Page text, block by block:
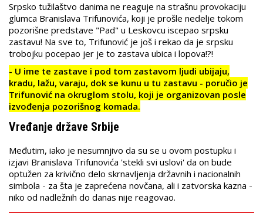
Srpsko tužilaštvo danima ne reaguje na strašnu provokaciju
glumca Branislava Trifunovića, koji je prošle nedelje tokom
pozorišne predstave "Pad" u Leskovcu iscepao srpsku
zastavu! Na sve to, Trifunović je još i rekao da je srpsku
trobojku pocepao jer je to zastava ubica i lopova!?!
- U ime te zastave i pod tom zastavom ljudi ubijaju,
kradu, lažu, varaju, dok se kunu u tu zastavu - poručio je
Trifunović na okruglom stolu, koji je organizovan posle
izvođenja pozorišnog komada.
Vređanje države Srbije
Međutim, iako je nesumnjivo da su se u ovom postupku i
izjavi Branislava Trifunovića 'stekli svi uslovi' da on bude
optužen za krivično delo skrnavljenja državnih i nacionalnih
simbola - za šta je zaprećena novčana, ali i zatvorska kazna -
niko od nadležnih do danas nije reagovao.